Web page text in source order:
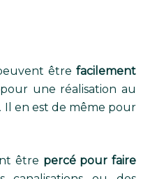
être facilement
une réalisation au
Il en est de même pour
être percé pour faire